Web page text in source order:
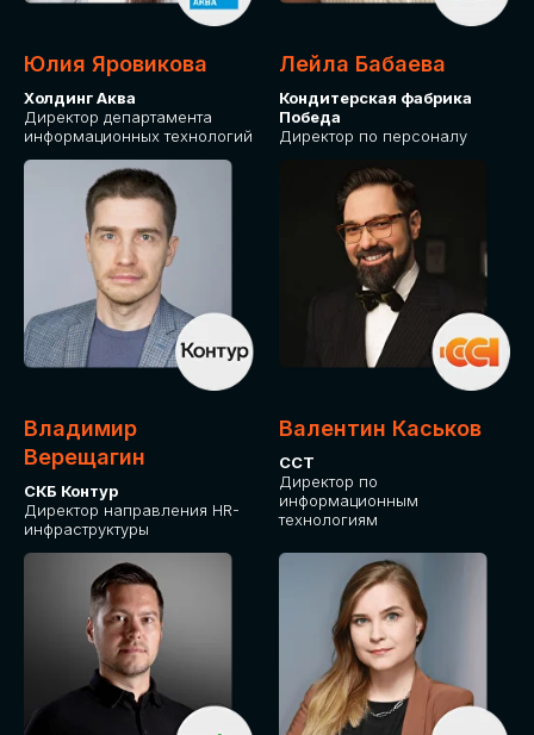
Юлия Яровикова
Холдинг Аква
Директор департамента
информационных технологий
Лейла Бабаева
Кондитерская фабрика
Победа
Директор по персоналу
Владимир
Верещагин
СКБ Контур
Директор направления HR-
инфраструктуры
Валентин Каськов
ССТ
Директор по
информационным
технологиям